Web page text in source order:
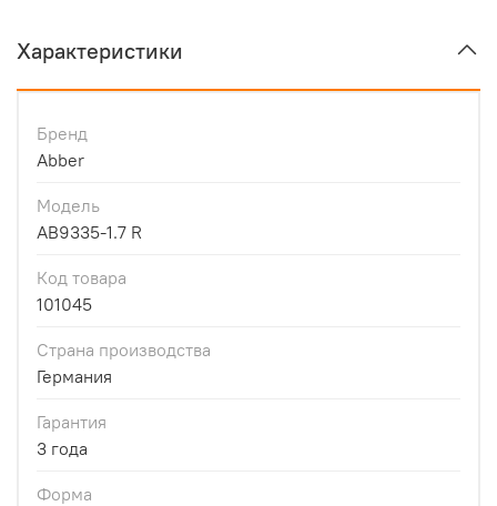
Характеристики
Бренд
Abber
Модель
AB9335-1.7 R
Код товара
101045
Страна производства
Германия
Гарантия
3 года
Форма